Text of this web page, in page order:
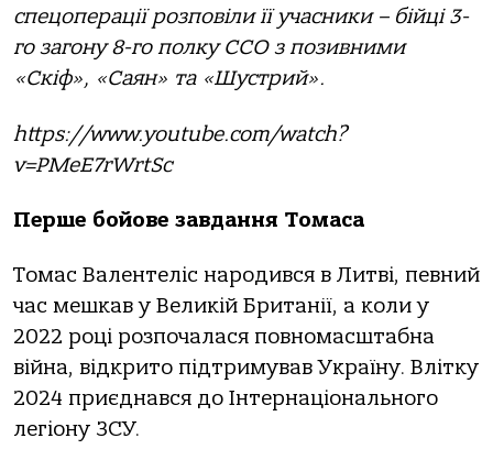
спецоперації розповіли її учасники – бійці 3-
го загону 8-го полку ССО з позивними
«Скіф», «Саян» та «Шустрий».
https://www.youtube.com/watch?
v=PMeE7rWrtSc
Перше бойове завдання Томаса
Томас Валентеліс народився в Литві, певний
час мешкав у Великій Британії, а коли у
2022 році розпочалася повномасштабна
війна, відкрито підтримував Україну. Влітку
2024 приєднався до Інтернаціонального
легіону ЗСУ.